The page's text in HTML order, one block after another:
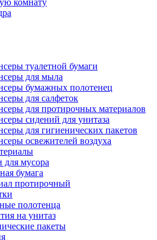
комнату
туалетной бумаги
для мыла
бумажных полотенец
для салфеток
для протирочных материалов
сидений для унитаза
для гигиенических пакетов
освежителей воздуха
мусора
бумага
протирочный
полотенца
на унитаз
пакеты